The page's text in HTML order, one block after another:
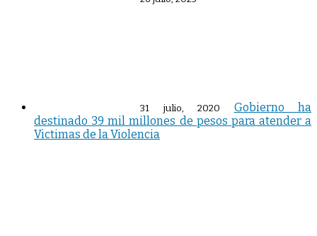
31 julio, 2020
Gobierno ha
destinado 39 mil millones de pesos para atender a
Victimas de la Violencia